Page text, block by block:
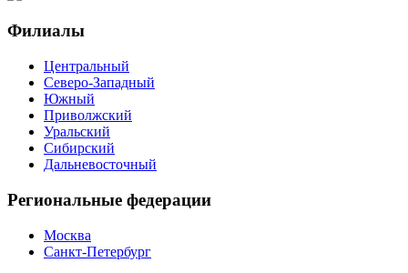
Филиалы
Центральный
Северо-Западный
Южный
Приволжский
Уральский
Сибирский
Дальневосточный
Региональные федерации
Москва
Санкт-Петербург